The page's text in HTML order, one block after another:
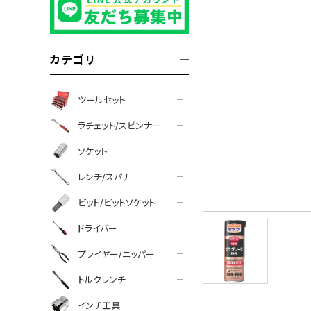
カテゴリ
ツールセット
ラチェット/スピンナー
ソケット
レンチ/スパナ
ビット/ビットソケット
ドライバー
プライヤー/ニッパー
トルクレンチ
インチ工具